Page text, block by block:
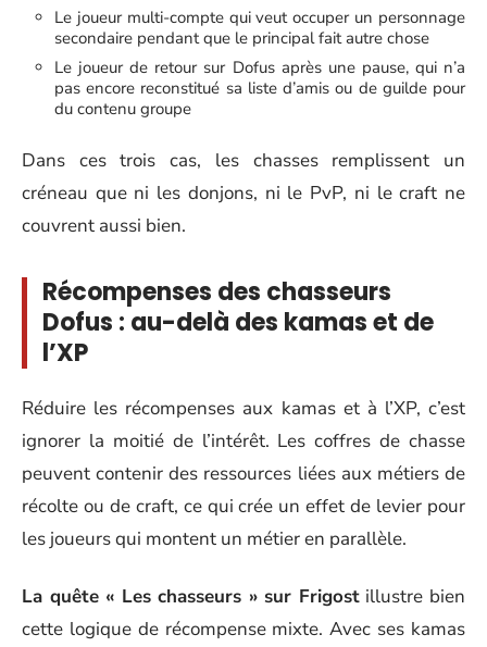
Le joueur multi-compte qui veut occuper un personnage
secondaire pendant que le principal fait autre chose
Le joueur de retour sur Dofus après une pause, qui n’a
pas encore reconstitué sa liste d’amis ou de guilde pour
du contenu groupe
Dans ces trois cas, les chasses remplissent un
créneau que ni les donjons, ni le PvP, ni le craft ne
couvrent aussi bien.
Récompenses des chasseurs
Dofus : au-delà des kamas et de
l’XP
Réduire les récompenses aux kamas et à l’XP, c’est
ignorer la moitié de l’intérêt. Les coffres de chasse
peuvent contenir des ressources liées aux métiers de
récolte ou de craft, ce qui crée un effet de levier pour
les joueurs qui montent un métier en parallèle.
La quête « Les chasseurs » sur Frigostillustre bien
cette logique de récompense mixte. Avec ses kamas